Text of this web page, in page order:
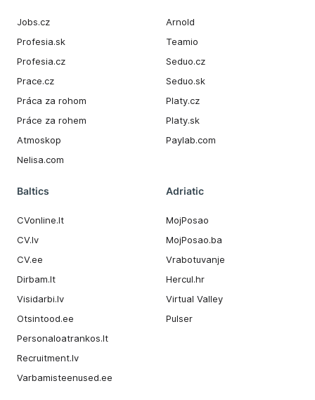
Jobs.cz
Profesia.sk
Profesia.cz
Prace.cz
Práca za rohom
Práce za rohem
Atmoskop
Nelisa.com
Arnold
Teamio
Seduo.cz
Seduo.sk
Platy.cz
Platy.sk
Paylab.com
Baltics
CVonline.lt
CV.lv
CV.ee
Dirbam.It
Visidarbi.lv
Otsintood.ee
Personaloatrankos.lt
Recruitment.lv
Varbamisteenused.ee
Adriatic
MojPosao
MojPosao.ba
Vrabotuvanje
Hercul.hr
Virtual Valley
Pulser